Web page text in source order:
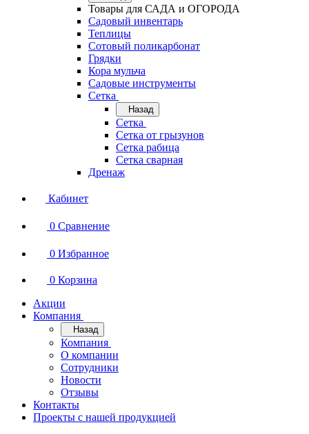
Товары для САДА и ОГОРОДА
Садовый инвентарь
Теплицы
Сотовый поликарбонат
Грядки
Кора мульча
Садовые инструменты
Сетка
Назад
Сетка
Сетка от грызунов
Сетка рабица
Сетка сварная
Дренаж
Кабинет
0 Сравнение
0 Избранное
0 Корзина
Акции
Компания
Назад
Компания
О компании
Сотрудники
Новости
Отзывы
Контакты
Проекты с нашей продукцией